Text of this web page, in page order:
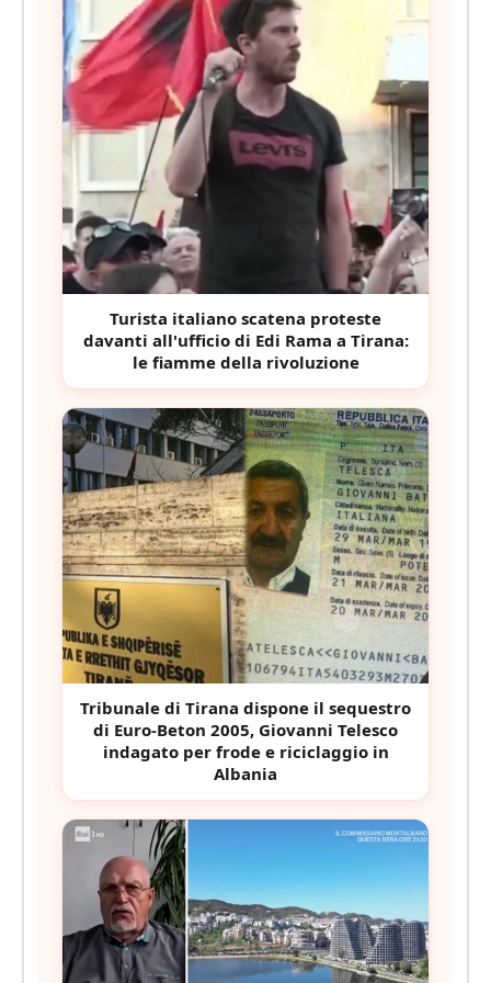
Turista italiano scatena proteste
davanti all'ufficio di Edi Rama a Tirana:
le fiamme della rivoluzione
Tribunale di Tirana dispone il sequestro
di Euro-Beton 2005, Giovanni Telesco
indagato per frode e riciclaggio in
Albania